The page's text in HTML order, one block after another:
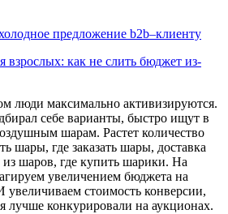
предложение b2b–клиенту
взрослых: как не слить бюджет из-
люди максимально активизируются.
себе варианты, быстро ищут в
шарам. Растет количество
шары, где заказать шары, доставка
из шаров, где купить шарики. На
увеличением бюджета на
увеличиваем стоимость конверсии,
лучше конкурировали на аукционах.